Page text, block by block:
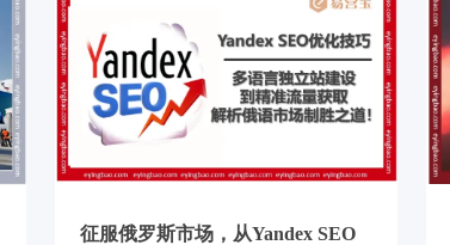
征服俄罗斯市场，从Yandex SEO